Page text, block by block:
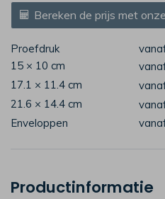
Bereken de prijs met
Proefdruk
15 × 10 cm
17.1 × 11.4 cm
21.6 × 14.4 cm
Enveloppen
Productinformatie